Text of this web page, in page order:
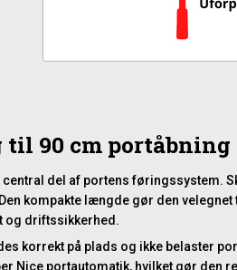
90 cm portåbning
del af portens føringssystem.
kompakte længde gør den
og driftssikkerhed.
korrekt på plads og ikke belaster
portautomatik, hvilket gør den